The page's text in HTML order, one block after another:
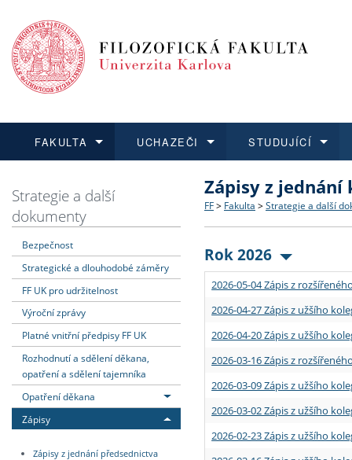
FAKULTA
Dozvědět se více
Struktura a historie
Strategie a další
Podpora a benefity pro
Absolventi fakulty
UCHAZEČI
Podat přihlášku
Co studovat a jak se
Učitelské studijní
Informace k průběhu
STUDUJÍCÍ
Dozvědět se více
Bakalářské a magisterské
Doktorské studium
Rigorózní řízení
Dozvědět se více
O vědě a výzkumu na FF
Akademické kvalifikace
Granty a projekty
Dozvědět se více
Aktuální nabídky a
Vyjíždějící studenti
Přijíždějící studenti
Vyjíždějící zaměstnanci
Strategie a další
dokumenty
Bezpečnost
Strategické a dlouhodobé záměry
FF UK pro udržitelnost
Výroční zprávy
Platné vnitřní předpisy FF UK
Rozhodnutí a sdělení děkana,
opatření a sdělení tajemníka
Opatření děkana
Zápisy
Zápisy z jednání předsednictva
Zápisy z jednání
FF > Fakulta > Strategie a další
Rok 2026
2026-05-04 Zápis z
2026-04-27 Zápis z užšího
2026-04-20 Zápis z užšího
2026-03-16 Zápis z
2026-03-09 Zápis z užšího
2026-03-02 Zápis z užšího
2026-02-23 Zápis z užšího